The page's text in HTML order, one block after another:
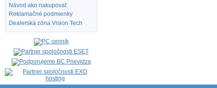
Návod ako nakupovať
Reklamačné podmienky
Dealerská zóna Vision Tech